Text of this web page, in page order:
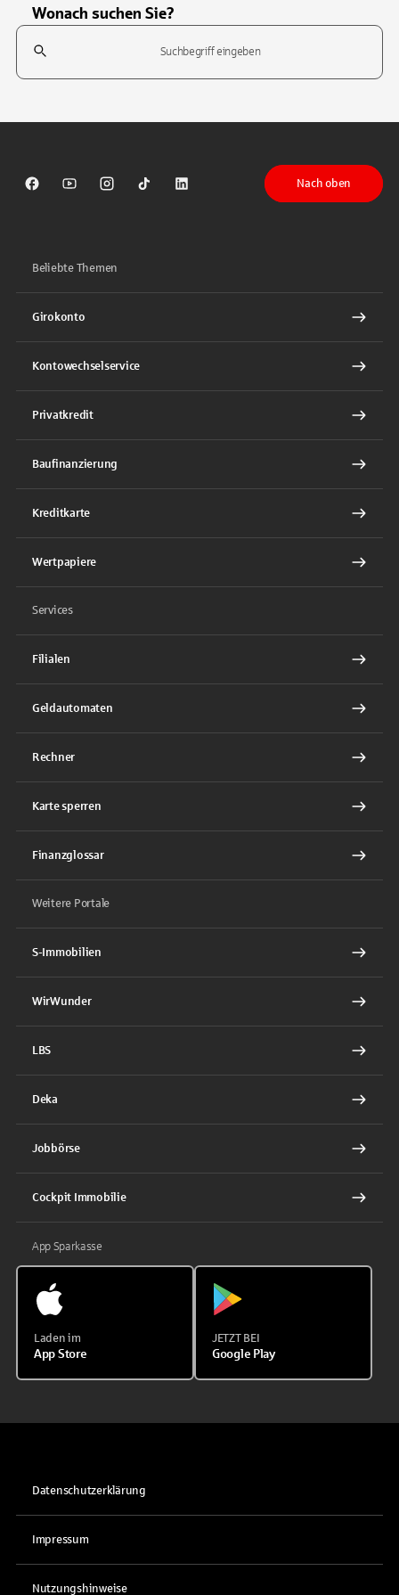
Wonach suchen Sie?
Suchfeld
Sparkasse auf Facebook
Sparkasse auf Youtube
Sparkasse auf Instagram
Sparkasse auf TikTok
Sparkasse auf LinkedIn
Nach oben
Beliebte Themen
Girokonto
Kontowechselservice
Privatkredit
Baufinanzierung
Kreditkarte
Wertpapiere
Services
Filialen
Geldautomaten
Rechner
Karte sperren
Finanzglossar
Weitere Portale
S-Immobilien
WirWunder
LBS
Deka
Jobbörse
Cockpit Immobilie
App Sparkasse
Laden im
App Store
JETZT BEI
Google Play
Datenschutzerklärung
Impressum
Nutzungshinweise